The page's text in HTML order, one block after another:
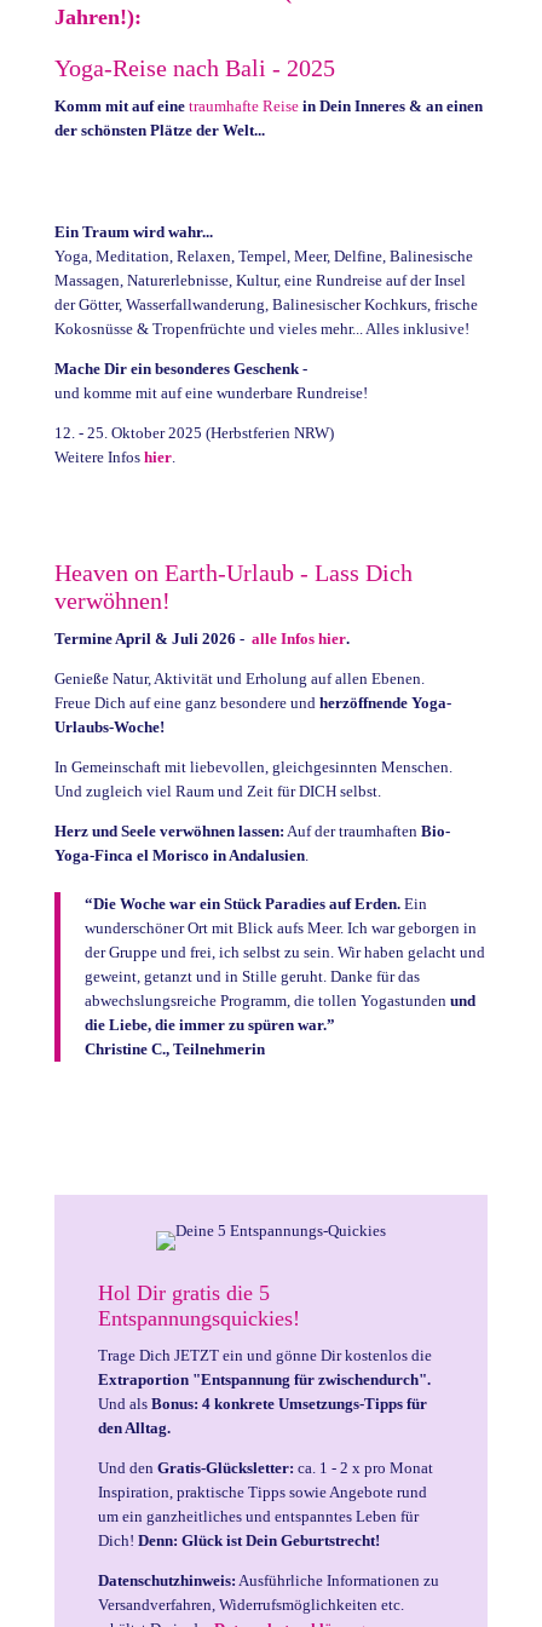
Jahren!):
Yoga-Reise nach Bali - 2025
Komm mit auf eine traumhafte Reisein Dein Inneres & an einen
der schönsten Plätze der Welt...
Ein Traum wird wahr...
Yoga, Meditation, Relaxen, Tempel, Meer, Delfine, Balinesische
Massagen, Naturerlebnisse, Kultur, eine Rundreise auf der Insel
der Götter, Wasserfallwanderung, Balinesischer Kochkurs, frische
Kokosnüsse & Tropenfrüchte und vieles mehr... Alles inklusive!
Mache Dir ein besonderes Geschenk -
und komme mit auf eine wunderbare Rundreise!
12. - 25. Oktober 2025 (Herbstferien NRW)
Weitere Infos hier.
Heaven on Earth-Urlaub - Lass Dich
verwöhnen!
Termine April & Juli 2026 - alle Infos hier.
Genieße Natur, Aktivität und Erholung auf allen Ebenen.
Freue Dich auf eine ganz besondere und herzöffnende Yoga-
Urlaubs-Woche!
In Gemeinschaft mit liebevollen, gleichgesinnten Menschen.
Und zugleich viel Raum und Zeit für DICH selbst.
Herz und Seele verwöhnen lassen: Auf der traumhaften Bio-
Yoga-Finca el Morisco in Andalusien.
“Die Woche war ein Stück Paradies auf Erden.Ein
wunderschöner Ort mit Blick aufs Meer. Ich war geborgen in
der Gruppe und frei, ich selbst zu sein. Wir haben gelacht und
geweint, getanzt und in Stille geruht. Danke für das
abwechslungsreiche Programm, die tollen Yogastunden und
die Liebe, die immer zu spüren war.”
Christine C., Teilnehmerin
Hol Dir gratis die 5
Entspannungsquickies!
Trage Dich JETZT ein und gönne Dir kostenlos die
Extraportion "Entspannung für zwischendurch".
Und als Bonus: 4 konkrete Umsetzungs-Tipps für
den Alltag.
Und den Gratis-Glücksletter: ca. 1 - 2 x pro Monat
Inspiration, praktische Tipps sowie Angebote rund
um ein ganzheitliches und entspanntes Leben für
Dich! Denn: Glück ist Dein Geburtstrecht!
Datenschutzhinweis: Ausführliche Informationen zu
Versandverfahren, Widerrufsmöglichkeiten etc.